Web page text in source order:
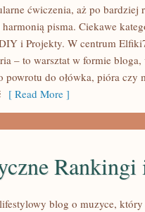
ćwiczenia, aż po bardziej
harmonią pisma. Ciekawe
i Projekty. W centrum
– to warsztat w formie
powrotu do ołówka, pióra czy
[ Read More ]
blog o muzyce, który